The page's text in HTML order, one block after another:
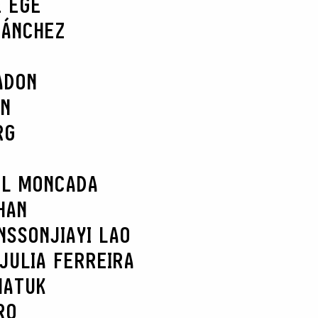
MONCADA
JIAYI LAO
JULIA FERREIRA